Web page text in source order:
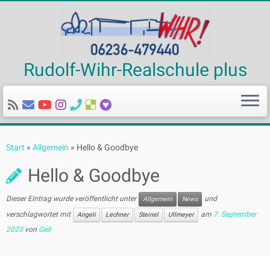
Inhalt
Rudolf-Wihr-Realschule plus
Start » Allgemein » Hello & Goodbye
Hello & Goodbye
Dieser Eintrag wurde veröffentlicht unter Allgemein News
und
verschlagwortet mit
Angeli Lechner Steinel Ullmeyer am 7. September
2023 von Geil